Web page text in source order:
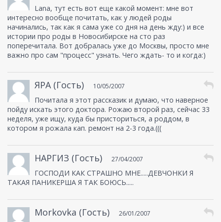
Lana, тут есть вот еще какой момент: мне вот
интересно вообще почитать, как у людей роды
начинались, так как я сама уже со дня на день жду:) и все
истории про роды в Новосибирске на сто раз
поперечитала. Вот добралась уже до Москвы, просто мне
важно про сам "процесс" узнать. Чего ждать- то и когда:)
ЯРА (Гость) 10/05/2007
Почитала я этот рассказик и думаю, что наверное
пойду искать этого доктора. Рожаю второй раз, сейчас 33
неделя, уже ищу, куда бы присториться, а роддом, в
котором я рожала кап. ремонт на 2-3 года.(((
НАРГИЗ (Гость) 27/04/2007
ГОСПОДИ КАК СТРАШНО МНЕ.....ДЕВЧОНКИ Я
ТАКАЯ ПАНИКЕРША Я ТАК БОЮСЬ.....
Morkovka (Гость) 26/01/2007